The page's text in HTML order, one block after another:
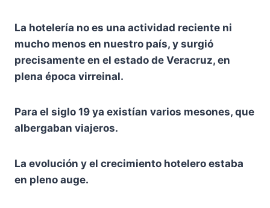
La hotelería no es una actividad reciente ni
mucho menos en nuestro país, y surgió
precisamente en el estado de Veracruz, en
plena época virreinal.
Para el siglo 19 ya existían varios mesones, que
albergaban viajeros.
La evolución y el crecimiento hotelero estaba
en pleno auge.